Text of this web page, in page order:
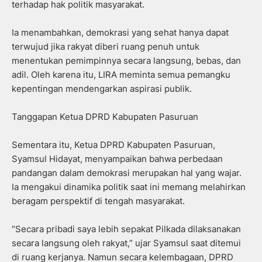
terhadap hak politik masyarakat.
Ia menambahkan, demokrasi yang sehat hanya dapat
terwujud jika rakyat diberi ruang penuh untuk
menentukan pemimpinnya secara langsung, bebas, dan
adil. Oleh karena itu, LIRA meminta semua pemangku
kepentingan mendengarkan aspirasi publik.
Tanggapan Ketua DPRD Kabupaten Pasuruan
Sementara itu, Ketua DPRD Kabupaten Pasuruan,
Syamsul Hidayat, menyampaikan bahwa perbedaan
pandangan dalam demokrasi merupakan hal yang wajar.
Ia mengakui dinamika politik saat ini memang melahirkan
beragam perspektif di tengah masyarakat.
“Secara pribadi saya lebih sepakat Pilkada dilaksanakan
secara langsung oleh rakyat,” ujar Syamsul saat ditemui
di ruang kerjanya. Namun secara kelembagaan, DPRD